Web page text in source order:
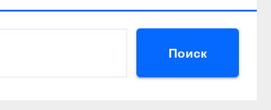
Поиск